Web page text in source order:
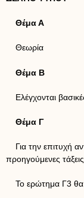
Θέμα Α
Θεωρία
Θέμα Β
Ελέγχονται
Θέμα Γ
Για την επιτυχή
προηγούμενες
Το ερώτημα Γ3 θα